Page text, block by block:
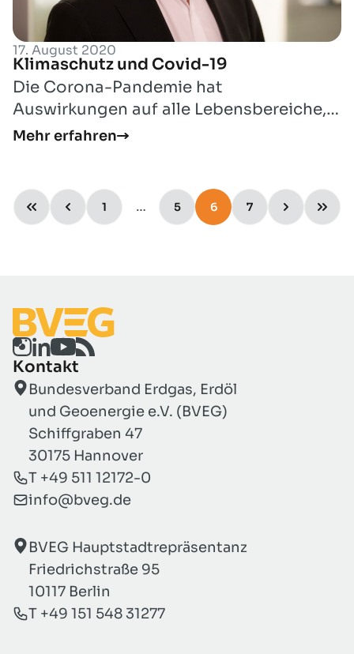
17. August 2020
Klimaschutz und Covid-19
Die Corona-Pandemie hat
Auswirkungen auf alle Lebensbereiche,
auch auf unser Energiesystem und die
Mehr erfahren
1 … 5 6 7
Kontakt
Bundesverband Erdgas, Erdöl
und Geoenergie e.V. (BVEG)
Schiffgraben 47
30175 Hannover
T +49 511 12172-0
info@bveg.de
BVEG Hauptstadtrepräsentanz
Friedrichstraße 95
10117 Berlin
T +49 151 548 31277